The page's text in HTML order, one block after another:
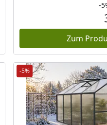
in ProzentPreis
Preis
-
Zum
-5%